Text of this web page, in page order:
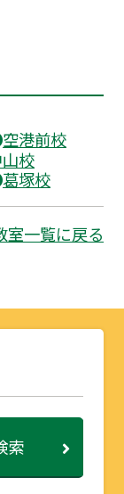
空港前校
校
葛塚校
室一覧に戻る
索